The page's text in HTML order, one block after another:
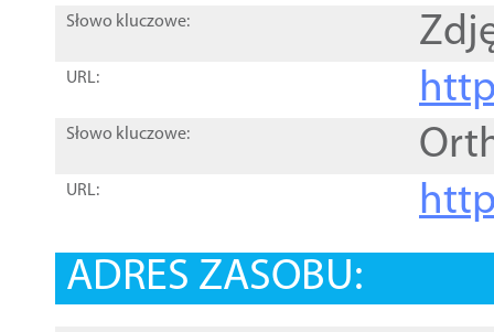
Słowo kluczowe:
URL:
Słowo kluczowe:
URL:
ADRES ZASOBU: